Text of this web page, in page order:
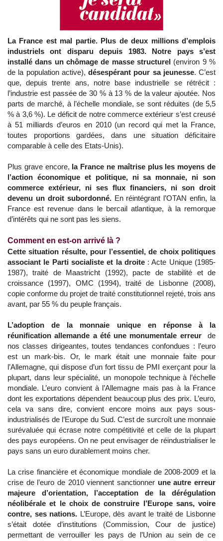
La France est mal partie. Plus de deux millions d’emplois
industriels ont disparu depuis 1983. Notre pays s’est
installé dans un chômage de masse structurel (environ 9 %
de la population active), désespérant pour sa jeunesse. C’est
que, depuis trente ans, notre base industrielle se rétrécit :
l’industrie est passée de 30 % à 13 % de la valeur ajoutée. Nos
parts de marché, à l’échelle mondiale, se sont réduites (de 5,5
% à 3,6 %). Le déficit de notre commerce extérieur s’est creusé
à 51 milliards d’euros en 2010 (un record qui met la France,
toutes proportions gardées, dans une situation déficitaire
comparable à celle des Etats-Unis).
Plus grave encore, la France ne maîtrise plus les moyens de
l’action économique et politique, ni sa monnaie, ni son
commerce extérieur, ni ses flux financiers, ni son droit
devenu un droit subordonné.En réintégrant l’OTAN enfin, la
France est revenue dans le bercail atlantique, à la remorque
d’intérêts qui ne sont pas les siens.
Comment en est-on arrivé là ?
Cette situation résulte, pour l’essentiel, de choix politiques
associant le Parti socialiste et la droite : Acte Unique (1985-
1987), traité de Maastricht (1992), pacte de stabilité et de
croissance (1997), OMC (1994), traité de Lisbonne (2008),
copie conforme du projet de traité constitutionnel rejeté, trois ans
avant, par 55 % du peuple français.
L’adoption de la monnaie unique en réponse à la
réunification allemande a été une monumentale erreur
de
nos classes dirigeantes, toutes tendances confondues : l’euro
est un mark-bis. Or, le mark était une monnaie faite pour
l’Allemagne, qui dispose d’un fort tissu de PMI exerçant pour la
plupart, dans leur spécialité, un monopole technique à l’échelle
mondiale. L’euro convient à l’Allemagne mais pas à la France
dont les exportations dépendent beaucoup plus des prix. L’euro,
cela va sans dire, convient encore moins aux pays sous-
industrialisés de l’Europe du Sud. C’est de surcroît une monnaie
surévaluée qui écrase notre compétitivité et celle de la plupart
des pays européens. On ne peut envisager de réindustrialiser le
pays sans un euro durablement moins cher.
La crise financière et économique mondiale de 2008-2009 et la
crise de l’euro de 2010 viennent sanctionner une autre erreur
majeure d’orientation, l’acceptation de la dérégulation
néolibérale et le choix de construire l’Europe sans, voire
contre, ses nations. L’Europe, dès avant le traité de Lisbonne
s’était dotée d’institutions (Commission, Cour de justice)
permettant de verrouiller les pays de l’Union au sein de ce